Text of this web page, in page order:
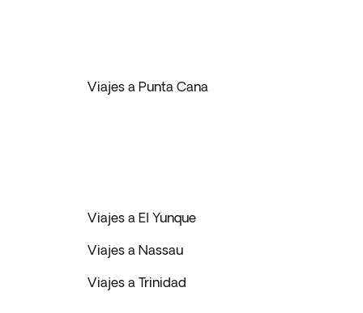
Viajes a Punta Cana
Viajes a El Yunque
Viajes a Nassau
Viajes a Trinidad